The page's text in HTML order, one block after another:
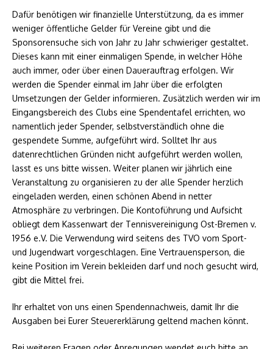
Dafür benötigen wir finanzielle Unterstützung, da es immer
weniger öffentliche Gelder für Vereine gibt und die
Sponsorensuche sich von Jahr zu Jahr schwieriger gestaltet.
Dieses kann mit einer einmaligen Spende, in welcher Höhe
auch immer, oder über einen Dauerauftrag erfolgen. Wir
werden die Spender einmal im Jahr über die erfolgten
Umsetzungen der Gelder informieren. Zusätzlich werden wir im
Eingangsbereich des Clubs eine Spendentafel errichten, wo
namentlich jeder Spender, selbstverständlich ohne die
gespendete Summe, aufgeführt wird. Solltet Ihr aus
datenrechtlichen Gründen nicht aufgeführt werden wollen,
lasst es uns bitte wissen. Weiter planen wir jährlich eine
Veranstaltung zu organisieren zu der alle Spender herzlich
eingeladen werden, einen schönen Abend in netter
Atmosphäre zu verbringen. Die Kontoführung und Aufsicht
obliegt dem Kassenwart der Tennisvereinigung Ost-Bremen v.
1956 e.V. Die Verwendung wird seitens des TVO vom Sport-
und Jugendwart vorgeschlagen. Eine Vertrauensperson, die
keine Position im Verein bekleiden darf und noch gesucht wird,
gibt die Mittel frei.
Ihr erhaltet von uns einen Spendennachweis, damit Ihr die
Ausgaben bei Eurer Steuererklärung geltend machen könnt.